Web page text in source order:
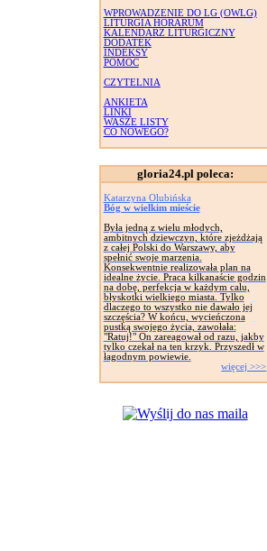
WPROWADZENIE DO LG (OWLG)
LITURGIA HORARUM
KALENDARZ LITURGICZNY
DODATEK
INDEKSY
POMOC
CZYTELNIA
ANKIETA
LINKI
WASZE LISTY
CO NOWEGO?
gloria24.pl poleca:
Katarzyna Olubińska
Bóg w wielkim mieście
Była jedną z wielu młodych,
ambitnych dziewczyn, które zjeżdżają
z całej Polski do Warszawy, aby
spełnić swoje marzenia.
Konsekwentnie realizowała plan na
idealne życie. Praca kilkanaście godzin
na dobę, perfekcja w każdym calu,
błyskotki wielkiego miasta. Tylko
dlaczego to wszystko nie dawało jej
szczęścia? W końcu, wycieńczona
pustką swojego życia, zawołała:
"Ratuj!" On zareagował od razu, jakby
tylko czekał na ten krzyk. Przyszedł w
łagodnym powiewie.
więcej >>>